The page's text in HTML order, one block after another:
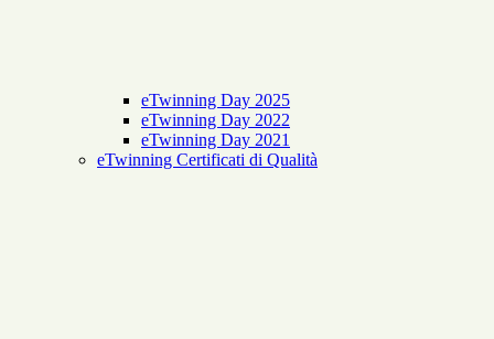
eTwinning Day 2025
eTwinning Day 2022
eTwinning Day 2021
eTwinning Certificati di Qualità